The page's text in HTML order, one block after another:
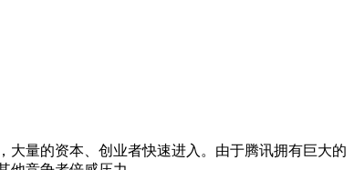
量的资本、创业者快速进入。由于腾讯拥有巨大的